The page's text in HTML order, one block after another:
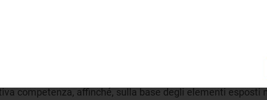
avviata con la deliberazione n. 290/07 mediante
all'istruttoria conoscitiva sull'erogazione del servizio di
avviata con deliberazione dell'Autorità per l'energia elettrica
), di cui forma parte integrante e
della Direzione Legislativo e Legale e al
competenza, affinché, sulla base degli elementi esposti